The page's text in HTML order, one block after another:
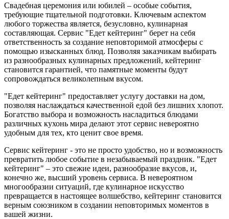
Свадебная церемония или юбилей – особые события,
требующие тщательной подготовки. Ключевым аспектом
любого торжества является, безусловно, кулинарная
составляющая. Сервис "Едет кейтеринг" берет на себя
ответственность за создание неповторимой атмосферы с
помощью изысканных блюд. Позволяя заказчикам выбирать
из разнообразных кулинарных предложений, кейтеринг
становится гарантией, что памятные моменты будут
сопровождаться великолепным вкусом.
"Едет кейтеринг" предоставляет услугу доставки на дом,
позволяя наслаждаться качественной едой без лишних хлопот.
Богатство выбора и возможность насладиться блюдами
различных кухонь мира делают этот сервис невероятно
удобным для тех, кто ценит свое время.
Сервис кейтеринг - это не просто удобство, но и возможность
превратить любое событие в незабываемый праздник. "Едет
кейтеринг" – это свежие идеи, разнообразие вкусов, и,
конечно же, высший уровень сервиса. В невероятном
многообразии ситуаций, где кулинарное искусство
превращается в настоящее волшебство, кейтеринг становится
верным союзником в создании неповторимых моментов в
вашей жизни.